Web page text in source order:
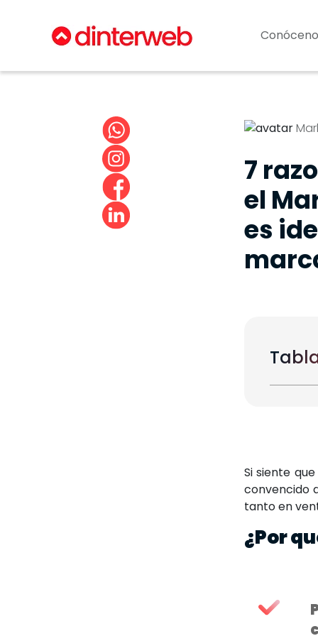
7
el
es
Si siente
convencido
tanto en
¿Por